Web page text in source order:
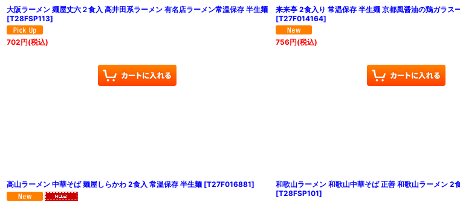
大阪ラーメン 麺屋丈六２食入 高井田系ラーメン 有名店ラーメン常温保存 半生麺
[T28FSP113]
702円(税込)
来来亭 2食入り 常温保存 半生麺 京都風醤油の鶏ガラス
[T27F014164]
756円(税込)
高山ラーメン 中華そば 麺屋しらかわ 2食入 常温保存 半生麺 [T27F016881]
和歌山ラーメン 和歌山中華そば 正善 和歌山ラーメン 2
[T28FSP101]